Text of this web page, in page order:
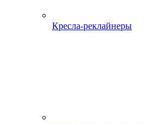
Кресла-реклайнеры